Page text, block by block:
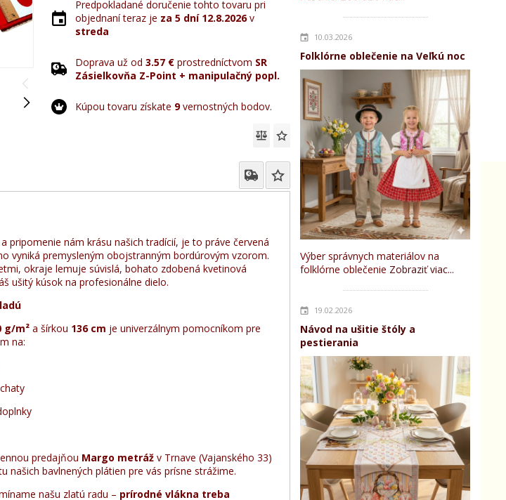
10.03.2026
Folklórne oblečenie na Veľkú noc
Výber správnych materiálov na
folklórne oblečenie Zobraziť viac...
19.02.2026
Návod na ušitie štóly a
pestierania
Predpokladané doručenie tohto tovaru pri
objednaní teraz je za 5 dní 12.8.2026v
streda
Doprava už od 3.57 € prostredníctvom SR
Zásielkovňa Z-Point + manipulačný popl.
Kúpou tovaru získate 9vernostných bodov.
pripomenie nám krásu našich tradícií, je to práve červená
vyniká premysleným obojstranným bordúrovým vzorom.
okraje lemuje súvislá, bohato zdobená kvetinová
ušitý kúsok na profesionálne dielo.
g/m² a šírkou 136 cm je univerzálnym pomocníkom pre
na:
predajňou Margo metráž v Trnave (Vajanského 33)
našich bavlnených plátien pre vás prísne strážime.
našu zlatú radu – prírodné vlákna treba